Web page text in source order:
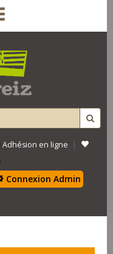
Adhésion en ligne |
Connexion Admin